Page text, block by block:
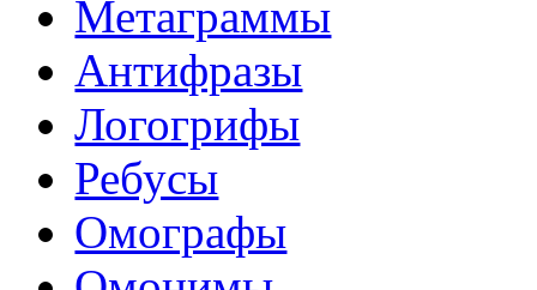
Метаграммы
Антифразы
Логогрифы
Ребусы
Омографы